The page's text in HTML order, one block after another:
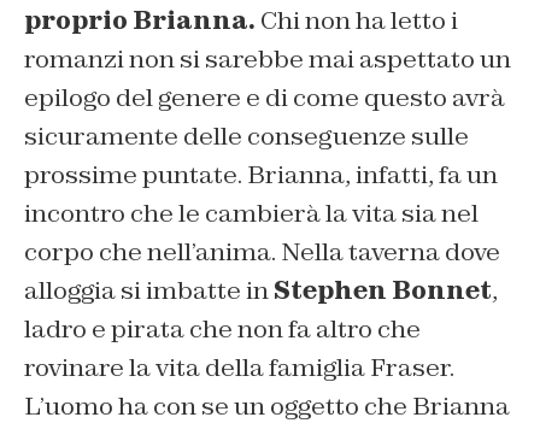
proprio Brianna. Chi non ha letto i
romanzi non si sarebbe mai aspettato un
epilogo del genere e di come questo avrà
sicuramente delle conseguenze sulle
prossime puntate. Brianna, infatti, fa un
incontro che le cambierà la vita sia nel
corpo che nell’anima. Nella taverna dove
alloggia si imbatte inStephen Bonnet,
ladro e pirata che non fa altro che
rovinare la vita della famiglia Fraser.
L’uomo ha con se un oggetto che Brianna